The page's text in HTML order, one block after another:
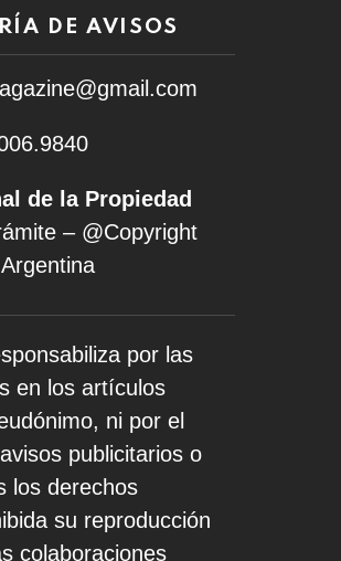
DE AVISOS
de la Propiedad
– @Copyright
por las
en los artículos
ni por el
publicitarios o
los derechos
su reproducción
colaboraciones